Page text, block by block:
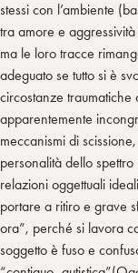
stessi con l’ambiente
tra amore e
ma le loro tracce
adeguato se tutto si è
circostanze traumatiche
apparentemente
meccanismi di
personalità dello
relazioni oggettuali
portare a ritiro e grave
ora”, perché si lavora
soggetto è fuso e